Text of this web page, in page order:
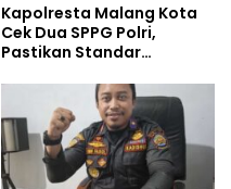
Kapolresta Malang Kota
Cek Dua SPPG Polri,
Pastikan Standar
Pengelolaan Limbah
Berjalan Optimal